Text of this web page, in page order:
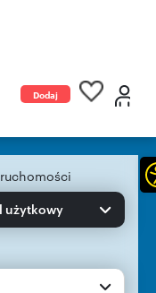
Dodaj
użytkowy